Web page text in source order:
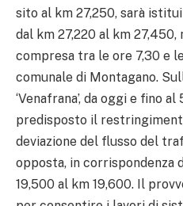
sito al km 27,250, sarà
dal km 27,220 al km
compresa tra le ore 7,30 e
comunale di Montagano.
‘Venafrana’, da oggi e fino
predisposto il
deviazione del flusso del
opposta, in corrispondenza
19,500 al km 19,600. Il